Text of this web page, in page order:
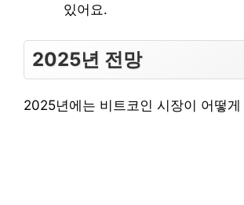
있어요.
2025년 전망
2025년에는 비트코인 시장이 어떻게